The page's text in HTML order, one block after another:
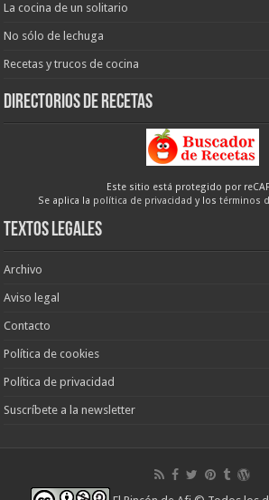
La cocina de un solitario
No sólo de lechuga
Recetas y trucos de cocina
Directorios de recetas
Este sitio está protegido por
Se aplica la política de privacidad y los términos
Textos legales
Archivo
Aviso legal
Contacto
Política de cookies
Política de privacidad
Suscríbete a la newsletter